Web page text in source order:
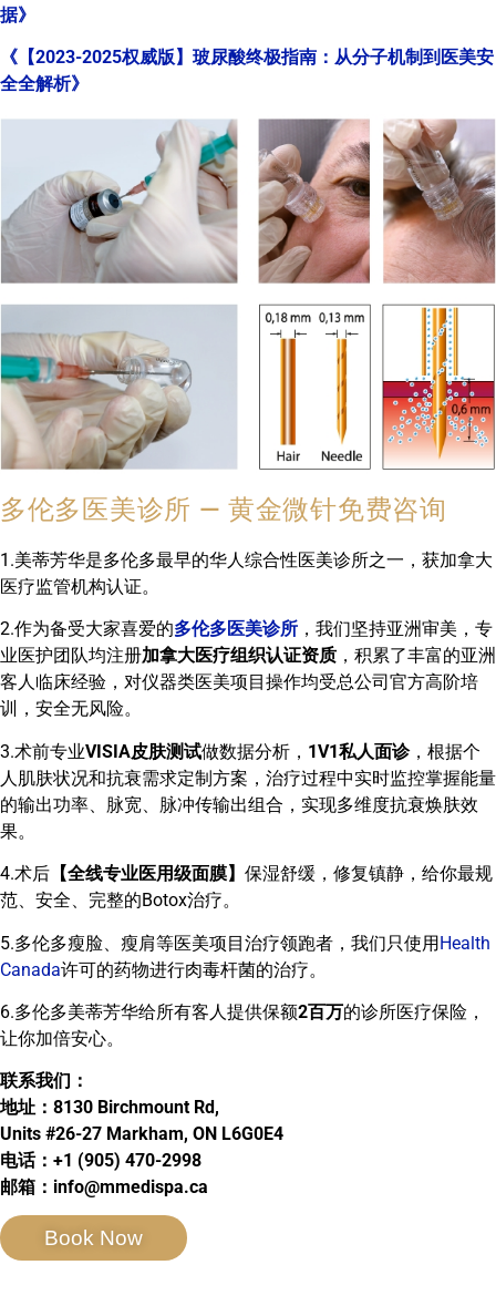
据》
《【2023-2025权威版】玻尿酸终极指南：从分子机制到医美安
全全解析》
多伦多医美诊所 — 黄金微针免费咨询
1.美蒂芳华是多伦多最早的华人综合性医美诊所之一，获加拿大
医疗监管机构认证。
2.作为备受大家喜爱的多伦多医美诊所 ，我们坚持亚洲审美，专
业医护团队均注册加拿大医疗组织认证资质 ，积累了丰富的亚洲
客人临床经验，对仪器类医美项目操作均受总公司官方高阶培
训，安全无风险。
3.术前专业VISIA皮肤测试做数据分析， 1V1私人面诊，根据个
人肌肤状况和抗衰需求定制方案，治疗过程中实时监控掌握能量
的输出功率、脉宽、脉冲传输出组合，实现多维度抗衰焕肤效
果。
4.术后 【全线专业医用级面膜】 保湿舒缓，修复镇静，给你最规
范、安全、完整的Botox治疗。
5.多伦多瘦脸、瘦肩等医美项目治疗领跑者，我们只使用Health
Canada许可的药物进行肉毒杆菌的治疗。
6.多伦多美蒂芳华给所有客人提供保额2百万的诊所医疗保险，
让你加倍安心。
联系我们：
地址：8130 Birchmount Rd,
Units #26-27 Markham, ON L6G0E4
电话：+1 (905) 470-2998
邮箱：info@mmedispa.ca
Book Now